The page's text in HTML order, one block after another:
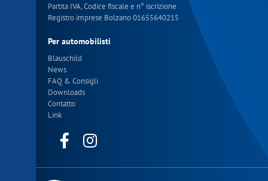
Partita IVA, Codice fiscale e n° iscrizione
Registro imprese Bolzano 01655640215
Per automobilisti
Blauschild
News
FAQ & Consigli
Downloads
Contatto
Link